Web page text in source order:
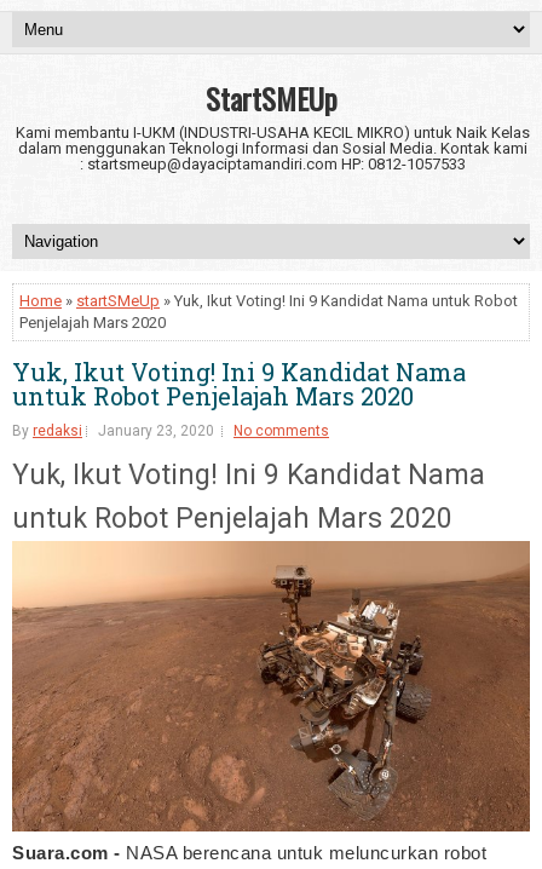
StartSMEUp
Kami membantu I-UKM (INDUSTRI-USAHA KECIL MIKRO) untuk Naik Kelas
dalam menggunakan Teknologi Informasi dan Sosial Media. Kontak kami
: startsmeup@dayaciptamandiri.com HP: 0812-1057533
Home » startSMeUp » Yuk, Ikut Voting! Ini 9 Kandidat Nama untuk Robot
Penjelajah Mars 2020
Yuk, Ikut Voting! Ini 9 Kandidat Nama
untuk Robot Penjelajah Mars 2020
By redaksi January 23, 2020 No comments
Yuk, Ikut Voting! Ini 9 Kandidat Nama
untuk Robot Penjelajah Mars 2020
Suara.com - NASA berencana untuk meluncurkan robot